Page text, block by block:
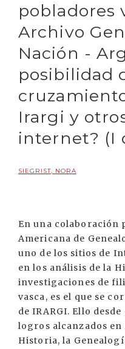
pobladores
Archivo
Nación -
posibilidad
Irargi y
internet? (I
SIEGRIST, NORA
En una colaboración
Americana de
uno de los sitios de
en los análisis de la
investigaciones de
vasca, es el que se
de IRARGI. Ello
logros alcanzados en
Historia, la